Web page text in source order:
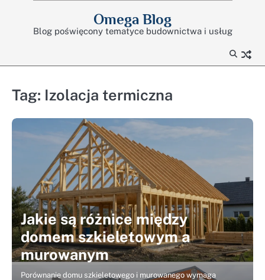
Omega Blog
Blog poświęcony tematyce budownictwa i usług
Tag: Izolacja termiczna
Jakie są różnice między
domem szkieletowym a
murowanym
Porównanie domu szkieletowego i murowanego wymaga